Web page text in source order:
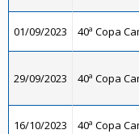
01/09/2023 40ª Copa
29/09/2023 40ª Copa
16/10/2023 40ª Copa